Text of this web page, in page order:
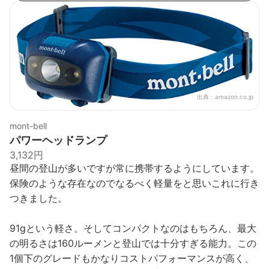
出典： amazon.co.jp
mont-bell
パワーヘッドランプ
3,132円
昼間の登山が多いですが常に携帯するようにしています。
保険のような存在なのでなるべく軽量をと思いこれに行き
つきました。
91gという軽さ。そしてコンパクトなのはもちろん、最大
の明るさは160ルーメンと登山では十分すぎる能力。この
1個下のグレードもかなりコストパフォーマンスが高く、